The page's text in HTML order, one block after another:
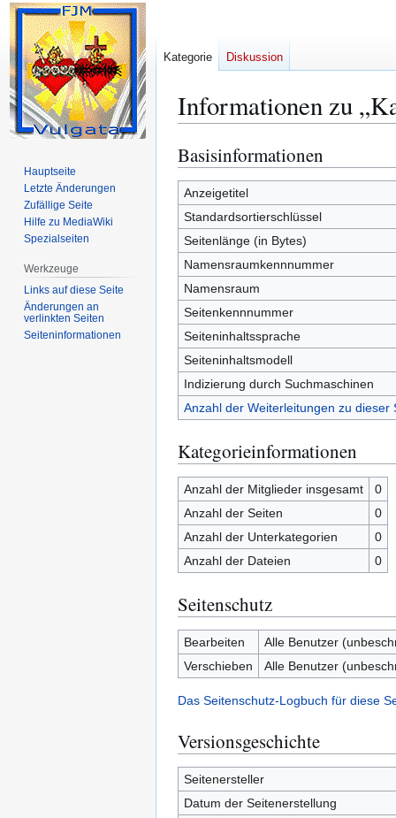
Informationen zu
Zur
Navigation
springen
Zur
Suche
springen
Basisinformationen
Anzeigetitel
Standardsortierschlüssel
Seitenlänge (in Bytes)
Namensraumkennnummer
Namensraum
Seitenkennnummer
Seiteninhaltssprache
Seiteninhaltsmodell
Indizierung durch Suchmaschinen
Anzahl der Weiterleitungen zu dieser
Kategorieinformationen
Anzahl der Mitglieder insgesamt
0
Anzahl der Seiten
0
Anzahl der Unterkategorien
0
Anzahl der Dateien
0
Seitenschutz
Bearbeiten
Alle Benutzer
Verschieben
Alle Benutzer
Das Seitenschutz-Logbuch für diese
Versionsgeschichte
Seitenersteller
Datum der Seitenerstellung
Kategorie Diskussion
Hauptseite
Letzte Änderungen
Zufällige Seite
Hilfe zu MediaWiki
Spezialseiten
Werkzeuge
Links auf diese Seite
Änderungen an
verlinkten Seiten
Seiten­­informationen